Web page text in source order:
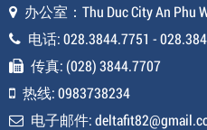
办公室：Thu Duc City An Phu
电话: 028.3844.7751 -
传真: (028) 3844.7707
热线: 0983738234
电子邮件: